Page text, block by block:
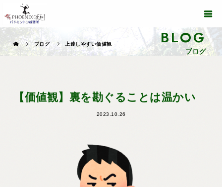
BLOG
ブログ
ブログ 上達しやすい価値観
【価値観】裏を勘ぐることは温かい
2023.10.26